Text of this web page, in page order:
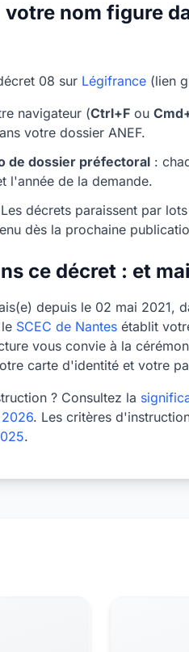
nom figure
08 sur Légifrance (lien
navigateur (Ctrl+F ou
votre dossier ANEF.
de dossier préfectoral :
l'année de la demande.
décrets paraissent par
dès la prochaine
ce décret : et
depuis le 02 mai 2021,
SCEC de Nantes établit
vous convie à la
carte d'identité et votre
? Consultez la
. Les critères
.